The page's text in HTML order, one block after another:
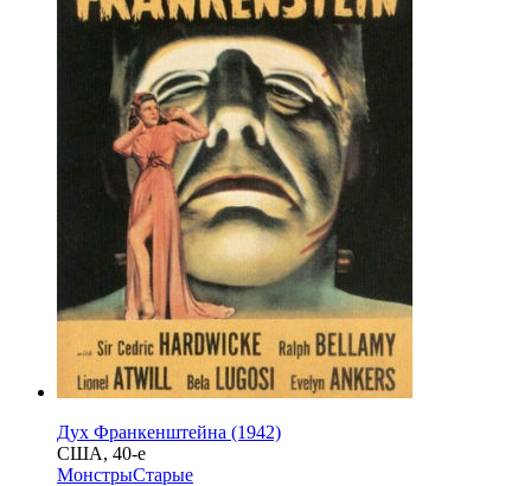
Дух Франкенштейна (1942)
США, 40-е
МонстрыСтарые